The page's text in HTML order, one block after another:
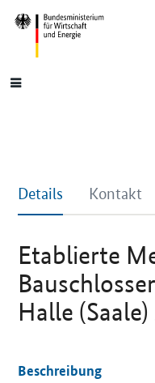
Hauptmenü
Details Kontakt
Etablierte
Halle
Beschreibung